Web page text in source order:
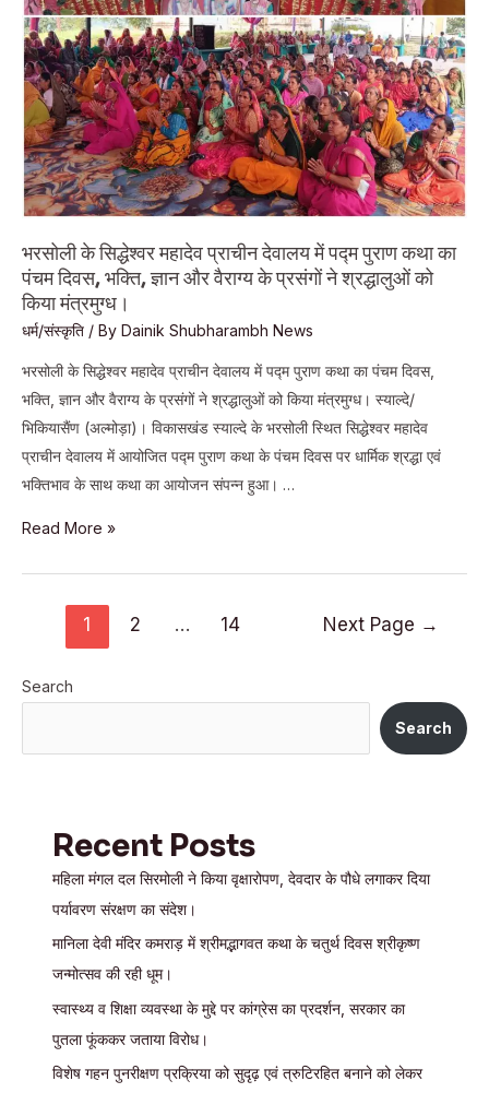
हुआ
भावपूर्ण
वर्णन।
भरसोली के सिद्धेश्वर महादेव प्राचीन देवालय में पद्म पुराण कथा का
पंचम दिवस, भक्ति, ज्ञान और वैराग्य के प्रसंगों ने श्रद्धालुओं को
किया मंत्रमुग्ध।
धर्म/संस्कृति / By Dainik Shubharambh News
भरसोली के सिद्धेश्वर महादेव प्राचीन देवालय में पद्म पुराण कथा का पंचम दिवस,
भक्ति, ज्ञान और वैराग्य के प्रसंगों ने श्रद्धालुओं को किया मंत्रमुग्ध। स्याल्दे/
भिकियासैंण (अल्मोड़ा)। विकासखंड स्याल्दे के भरसोली स्थित सिद्धेश्वर महादेव
प्राचीन देवालय में आयोजित पद्म पुराण कथा के पंचम दिवस पर धार्मिक श्रद्धा एवं
भक्तिभाव के साथ कथा का आयोजन संपन्न हुआ। …
भरसोली
में
पुराण
प्रसंगों
Read More »
navigation
1 2 … 14 Next Page →
Search
Search
Recent Posts
महिला मंगल दल सिरमोली ने किया वृक्षारोपण, देवदार के पौधे लगाकर दिया
पर्यावरण संरक्षण का संदेश।
मानिला देवी मंदिर कमराड़ में श्रीमद्भागवत कथा के चतुर्थ दिवस श्रीकृष्ण
जन्मोत्सव की रही धूम।
स्वास्थ्य व शिक्षा व्यवस्था के मुद्दे पर कांग्रेस का प्रदर्शन, सरकार का
पुतला फूंककर जताया विरोध।
विशेष गहन पुनरीक्षण प्रक्रिया को सुदृढ़ एवं त्रुटिरहित बनाने को लेकर